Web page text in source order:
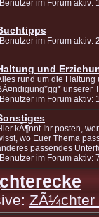
im Forum aktiv:
im Forum aktiv:
und
rund um die Haltung
unserer
im Forum aktiv:
kÃ¶nnt Ihr posten,
wo Euer Thema
passendes
im Forum aktiv:
ZÃ¼chter